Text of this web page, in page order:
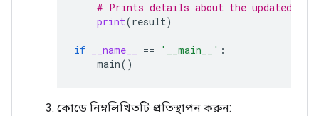
# Prints details about the updated
print(result)
if __name__ == '__main__' :
main()
কোডে নিম্নলিখিতটি প্রতিস্থাপন করুন: